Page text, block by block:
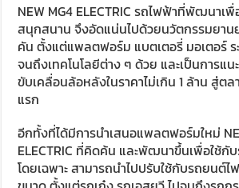
NEW MG4 ELECTRIC รถไฟฟ้าที่พัฒนาเ
สนุกสนาน จึงอัดแน่นไปด้วยนวัตกรรมยา
คัน ตั้งแต่แพลตฟอร์ม แบตเตอรี่ มอเตอร์ ร
จนถึงเทคโนโลยีต่าง ๆ ด้วย และเป็นการแ
ขับเคลื่อนล้อหลังในราคาไม่เกิน 1 ล้าน สู่ต
แรก
อีกทั้งที่ได้มีการนำเสนอแพลตฟอร์มใหม่
ELECTRIC ที่คิดค้น และพัฒนาขึ้นเพื่อใช้กั
โดยเฉพาะ สามารถนำไปปรับใช้กับรถยนต์